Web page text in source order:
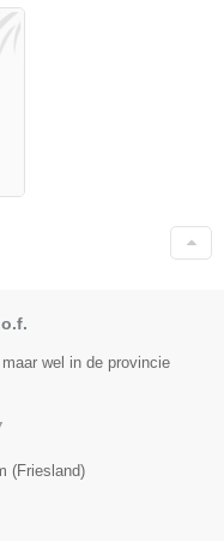
wel in de provincie
(Friesland)